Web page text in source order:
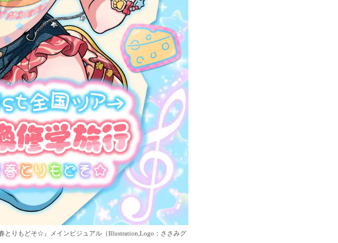
とりもどそ☆』メインビジュアル（Illustration,Logo：ささみグ